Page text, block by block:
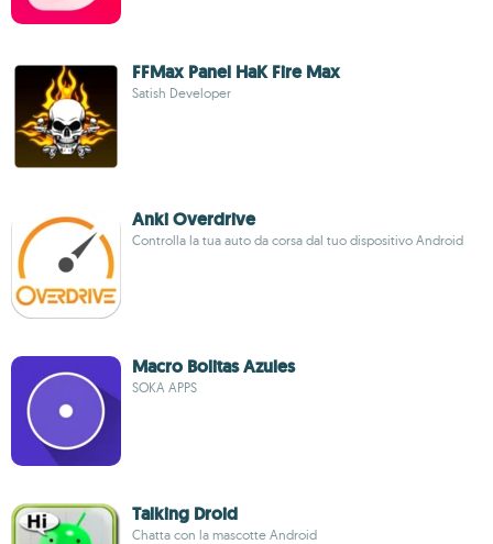
FFMax Panel HaK Fire Max
Satish Developer
Anki Overdrive
Controlla la tua auto da corsa dal tuo dispositivo Android
Macro Bolitas Azules
SOKA APPS
Talking Droid
Chatta con la mascotte Android